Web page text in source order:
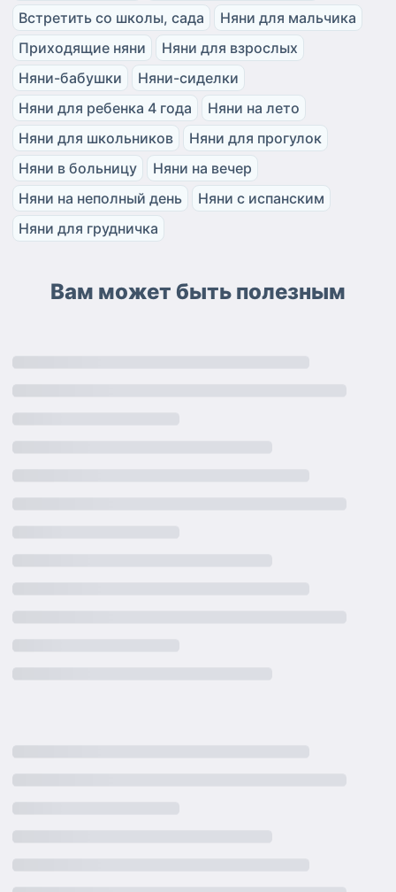
Встретить со школы, сада
Няни для мальчика
Приходящие няни
Няни для взрослых
Няни-бабушки
Няни-сиделки
Няни для ребенка 4 года
Няни на лето
Няни для школьников
Няни для прогулок
Няни в больницу
Няни на вечер
Няни на неполный день
Няни с испанским
Няни для грудничка
Вам может быть полезным